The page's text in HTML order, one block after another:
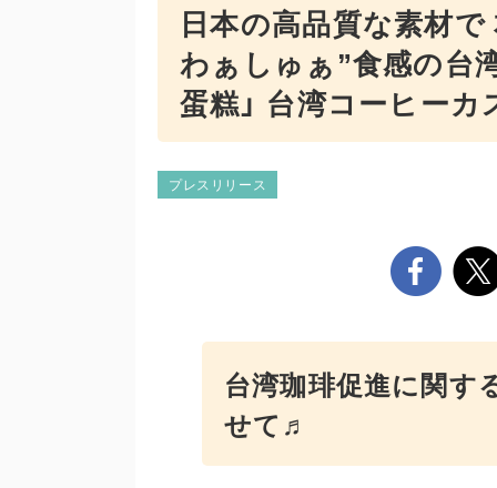
日本の高品質な素材
わぁしゅぁ”食感の台
蛋糕」 台湾コーヒー
プレスリリース
台湾珈琲促進に関す
せて♬